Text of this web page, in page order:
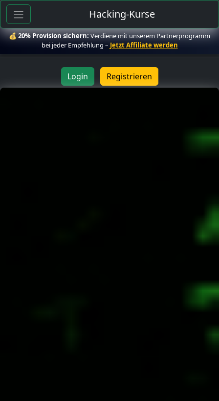
Hacking-Kurse
💰20% Provision sichern:Verdiene mit unserem Partnerprogramm
bei jeder Empfehlung – Jetzt Affiliate werden
Login Registrieren